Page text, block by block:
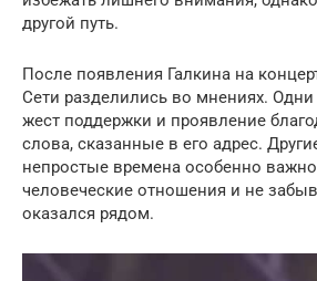
другой путь.
После появления Галкина на
Сети разделились во мнениях.
жест поддержки и проявление
слова, сказанные в его адрес.
непростые времена особенно важно
человеческие отношения и не
оказался рядом.